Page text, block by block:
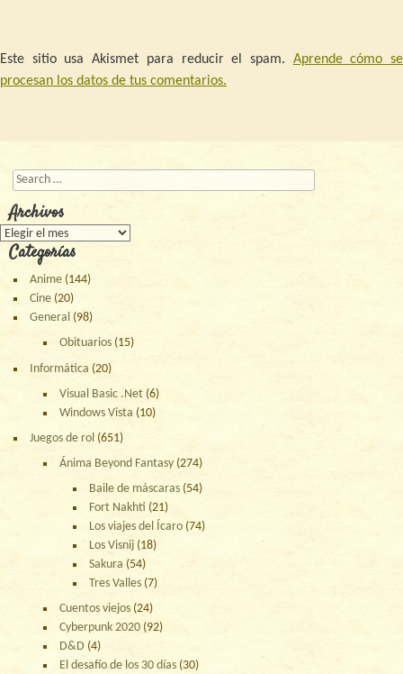
Este sitio usa Akismet para reducir el spam. Aprende cómo se
procesan los datos de tus comentarios.
Buscar
Archivos
Archivos
Categorías
Anime (144)
Cine (20)
General (98)
Obituarios (15)
Informática (20)
Visual Basic .Net (6)
Windows Vista (10)
Juegos de rol (651)
Ánima Beyond Fantasy (274)
Baile de máscaras (54)
Fort Nakhti (21)
Los viajes del Ícaro (74)
Los Visnij (18)
Sakura (54)
Tres Valles (7)
Cuentos viejos (24)
Cyberpunk 2020 (92)
D&D (4)
El desafío de los 30 días (30)